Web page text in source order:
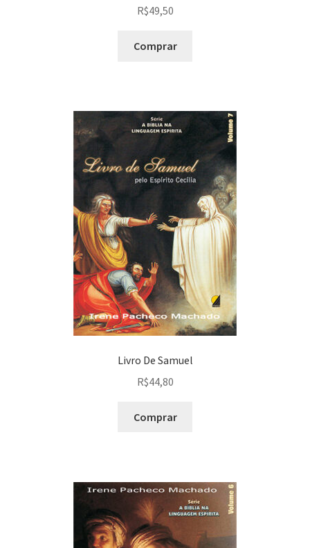
R$49,50
Comprar
Livro De Samuel
R$44,80
Comprar